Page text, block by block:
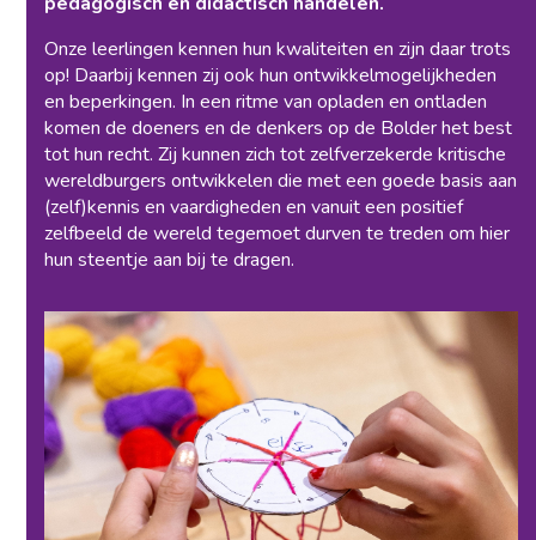
Onze leerlingen kennen hun kwaliteiten en zijn daar trots
op! Daarbij kennen zij ook hun ontwikkelmogelijkheden
en beperkingen. In een ritme van opladen en ontladen
komen de doeners en de denkers op de Bolder het best
tot hun recht. Zij kunnen zich tot zelfverzekerde kritische
wereldburgers ontwikkelen die met een goede basis aan
(zelf)kennis en vaardigheden en vanuit een positief
zelfbeeld de wereld tegemoet durven te treden om hier
hun steentje aan bij te dragen.